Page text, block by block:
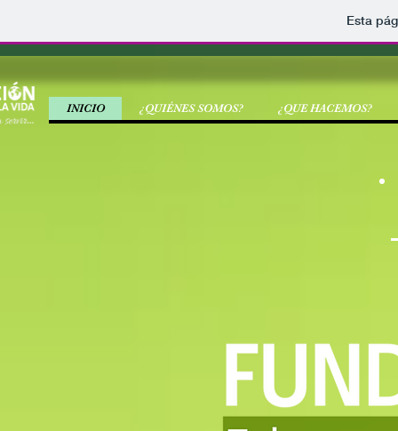
Esta
INICIO ¿QUIÉNES SOMOS? ¿QUE HACEMOS?